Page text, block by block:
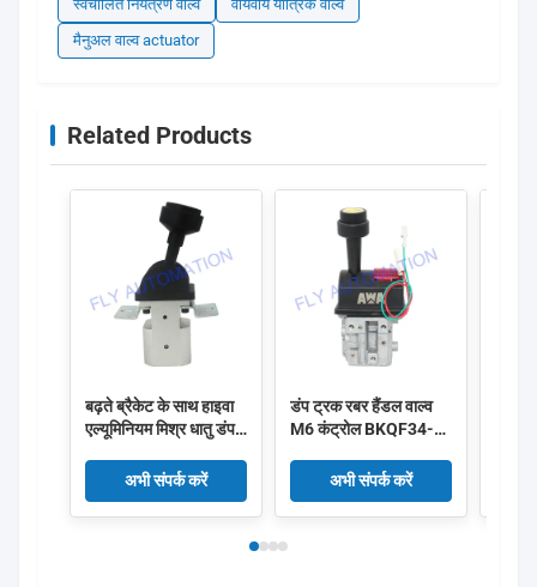
स्वचालित नियंत्रण वाल्व
वायवीय यांत्रिक वाल्व
मैनुअल वाल्व actuator
Related Products
बढ़ते ब्रैकेट के साथ हाइवा
एल्यूमिनियम मिश्र धातु डंप
अभी संपर्क करें
डंप ट्रक रबर हैंडल वाल्व
M6 कंट्रोल BKQF34-B
अभी संपर्क करें